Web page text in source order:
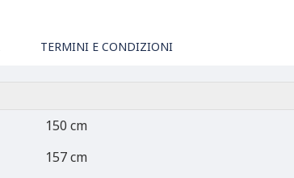
TERMINI E CONDIZIONI
150 cm
157 cm